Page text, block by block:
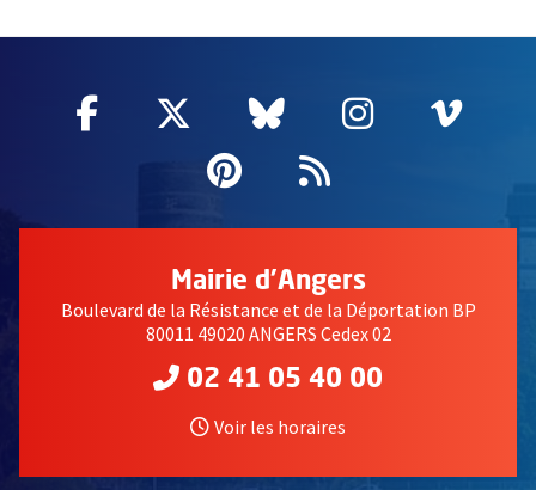
Facebook
, Ouvre une nouvelle fenêtre
Twitter
, Ouvre une nouvelle
Bluesky
, Ouvre une
Instagram
, Ouvre
,
Pinterest
, Ouvre une
Flux RSS
Mairie d'Angers
Boulevard de la Résistance et de la Déportation BP
80011 49020 ANGERS Cedex 02
02 41 05 40 00
Voir les horaires